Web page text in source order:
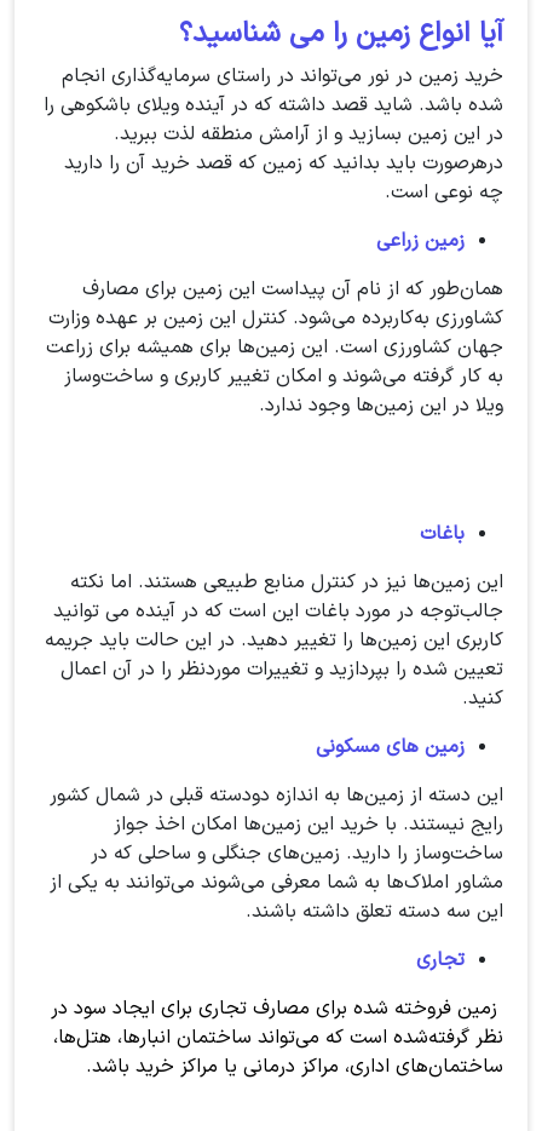
آیا انواع زمین را می شناسید؟
خرید زمین در نور می‌تواند در راستای سرمایه‌گذاری انجام
شده باشد. شاید قصد داشته که در آینده ویلای باشکوهی را
در این زمین بسازید و از آرامش منطقه لذت ببرید.
درهرصورت باید بدانید که زمین که قصد خرید آن را دارید
چه نوعی است.
زمین زراعی
همان‌طور که از نام آن پیداست این زمین برای مصارف
کشاورزی به‌کاربرده می‌شود. کنترل این زمین بر عهده وزارت
جهان کشاورزی است. این زمین‌ها برای همیشه برای زراعت
به کار گرفته می‌شوند و امکان تغییر کاربری و ساخت‌وساز
ویلا در این زمین‌ها وجود ندارد.
باغات
این زمین‌ها نیز در کنترل منابع طبیعی هستند. اما نکته
جالب‌توجه در مورد باغات این است که در آینده می توانید
کاربری این زمین‌ها را تغییر دهید. در این حالت باید جریمه
تعیین شده را بپردازید و تغییرات موردنظر را در آن اعمال
کنید.
زمین های مسکونی
این دسته از زمین‌ها به اندازه دودسته قبلی در شمال کشور
رایج نیستند. با خرید این زمین‌ها امکان اخذ جواز
ساخت‌وساز را دارید. زمین‌های جنگلی و ساحلی که در
مشاور املاک‌ها به شما معرفی می‌شوند می‌توانند به یکی از
این سه دسته تعلق داشته باشند.
تجاری
زمین فروخته شده برای مصارف تجاری برای ایجاد سود در
نظر گرفته‌شده است که می‌تواند ساختمان انبارها، هتل‌ها،
ساختمان‌های اداری، مراکز درمانی یا مراکز خرید باشد.